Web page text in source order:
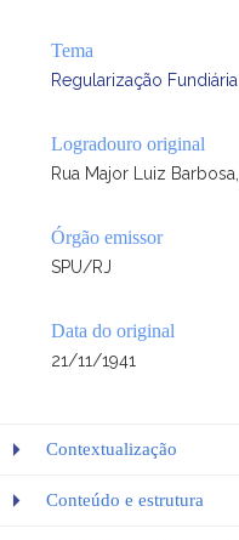
Tema
Regularização Fundiária
Logradouro original
Rua Major Luiz
Órgão emissor
SPU/RJ
Data do original
21/11/1941
Contextualização
Conteúdo e estrutura